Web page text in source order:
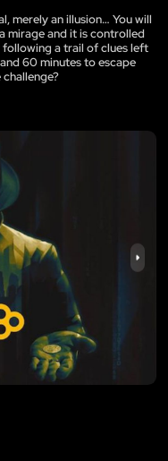
merely an illusion… You will
mirage and it is controlled
following a trail of clues left
60 minutes to escape